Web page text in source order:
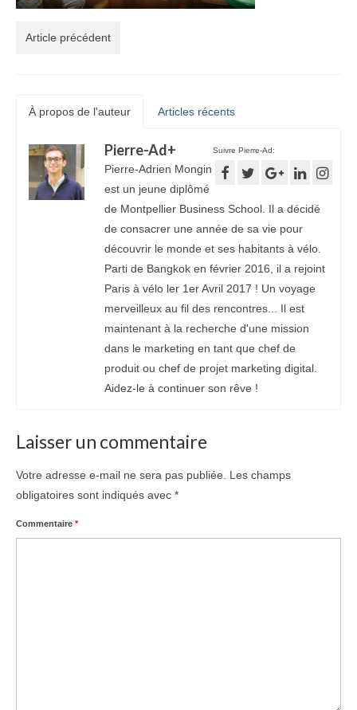
Article précédent
À propos de l'auteur Articles récents
Suivre Pierre-Ad:
Pierre-Ad+
Pierre-Adrien Mongin
est un jeune diplômé
de Montpellier Business School. Il a décidé
de consacrer une année de sa vie pour
découvrir le monde et ses habitants à vélo.
Parti de Bangkok en février 2016, il a rejoint
Paris à vélo ler 1er Avril 2017 ! Un voyage
merveilleux au fil des rencontres... Il est
maintenant à la recherche d'une mission
dans le marketing en tant que chef de
produit ou chef de projet marketing digital.
Aidez-le à continuer son rêve !
Laisser un commentaire
Votre adresse e-mail ne sera pas publiée.
Les champs
obligatoires sont indiqués avec *
Commentaire *